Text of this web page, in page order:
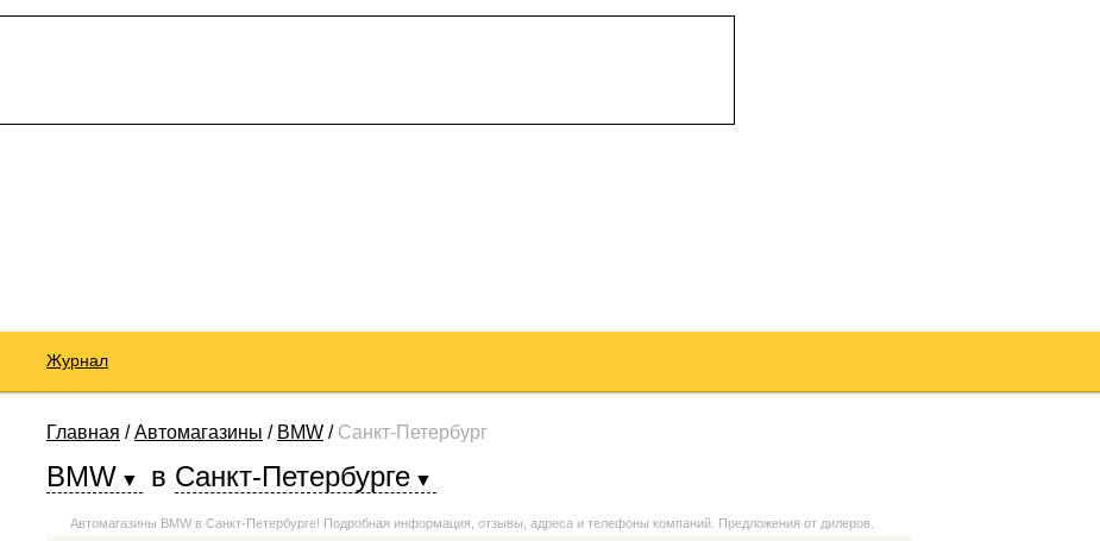
Журнал
Главная /Автомагазины / BMW / Санкт-Петербург
BMW в Санкт-Петербурге
Автомагазины BMW в Санкт-Петербурге! Подробная информация, отзывы, адреса и телефоны компаний. Предложения от дилеров.